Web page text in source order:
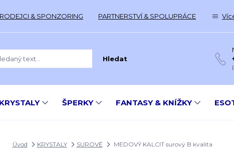
& SPONZORING PARTNERSTVÍ & SPOLUPRÁCE
Hledat
ŠPERKY FANTASY & KNÍŽKY
Úvod KRYSTALY SUROVÉ MEDOVÝ KALCIT surový B kvalita